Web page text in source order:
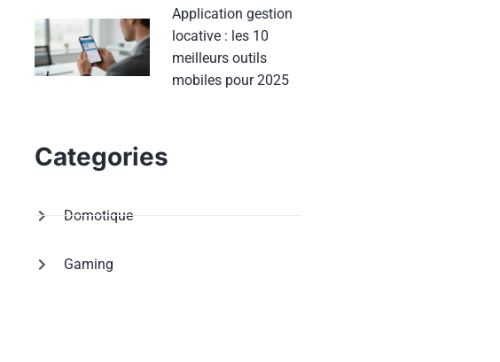
Application gestion
locative : les 10
meilleurs outils
mobiles pour 2025
Categories
Domotique
Gaming